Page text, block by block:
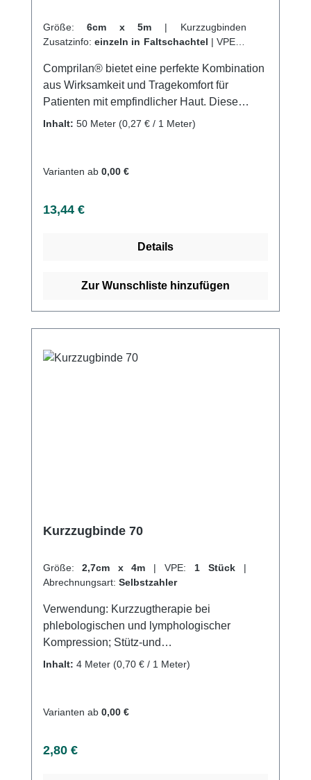
Größe: 6cm x 5m |
Zusatzinfo: einzeln in Faltschachtel | VPE:
Comprilan® bietet eine perfekte Kombination
aus Wirksamkeit und Tragekomfort für
Patienten mit empfindlicher Haut. Diese
Kompressionsbinde aus 100% Baumwolle ist
unterstützt und aktiviert die Muskelpumpe und
phlebologischen und lymphologischen
chronischer Veneninsuffizienz,
Thrombophlebitis, Phlebothrombose und
angenehme Kompressionsbehandlung
Inhalt: 50 Meter (0,27 € / 1 Meter)
Varianten ab 0,00 €
Regulärer Preis:
13,44 €
Details
Zur Wunschliste hinzufügen
Kurzzugbinde 70
Größe: 2,7cm x 4m | VPE: 1 Stück |
Abrechnungsart: Selbstzahler
Verwendung: Kurzzugtherapie bei
phlebologischen und lymphologischer
Kompression; Stütz-und
Entlastungsverbände (z.B. Sportmedizin),
Polyamid; Lycra Eigenschaften: Dehnung
Endfixierung. Kaufen Sie jetzt Kurzzugbinden
Inhalt: 4 Meter (0,70 € / 1 Meter)
Varianten ab 0,00 €
Regulärer Preis:
2,80 €